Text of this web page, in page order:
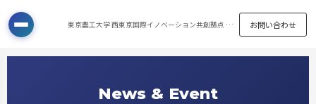
東京農工大学 西東京国際イノベーション共創拠点 邂逅館 〒183-8509 東京都府中市幸町3-5-8 お問い合わせ
News & Event